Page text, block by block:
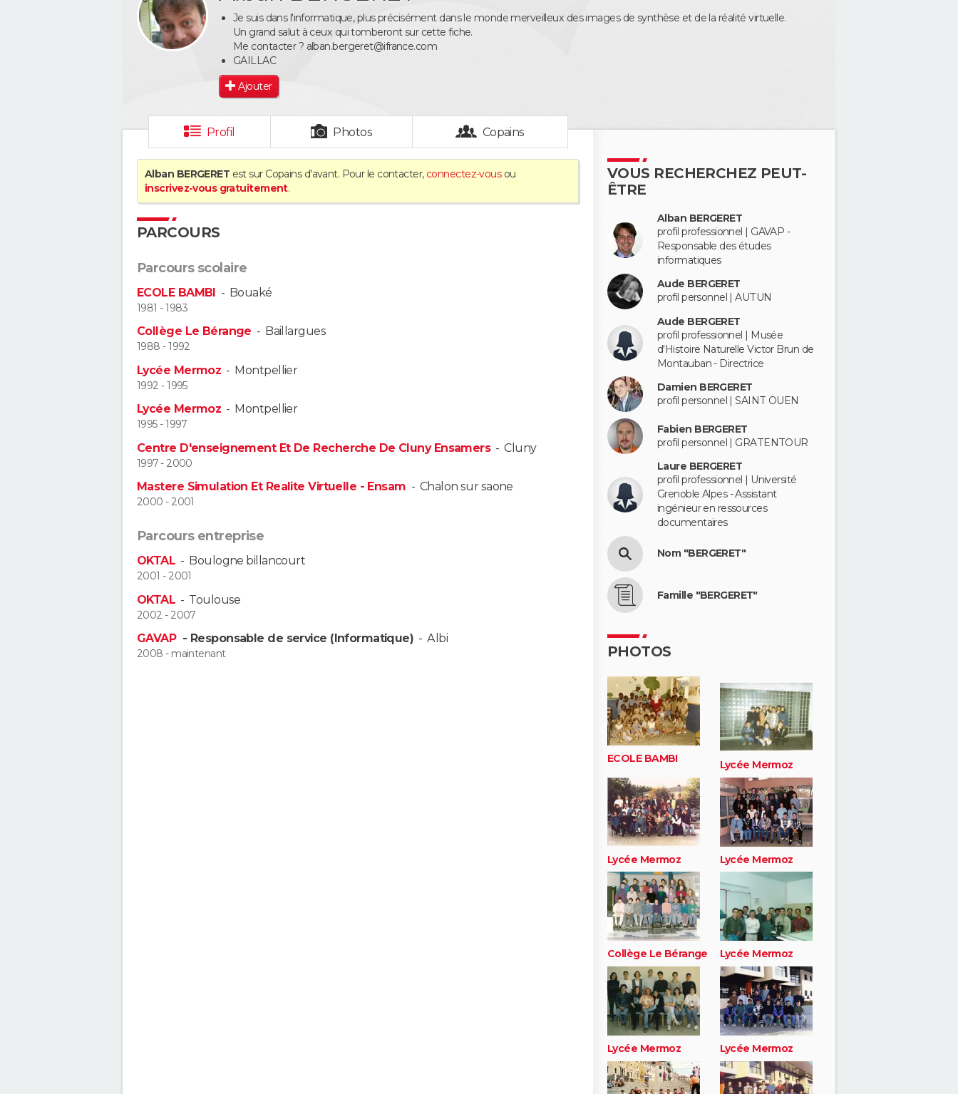
Je suis dans l'informatique, plus précisément dans le monde merveilleux des images de synthèse et de la réalité virtuelle.
Un grand salut à ceux qui tomberont sur cette fiche.
Me contacter ? alban.bergeret@ifrance.com
GAILLAC
Ajouter
Profil Photos Copains
Alban BERGERET est sur Copains d'avant. Pour le contacter, connectez-vousou
inscrivez-vous gratuitement.
PARCOURS
Parcours scolaire
ECOLE BAMBI - Bouaké
1981 - 1983
Collège Le Bérange - Baillargues
1988 - 1992
Lycée Mermoz - Montpellier
1992 - 1995
Lycée Mermoz - Montpellier
1995 - 1997
Centre D'enseignement Et De Recherche De Cluny Ensamers-Cluny
1997 - 2000
Mastere Simulation Et Realite Virtuelle - Ensam - Chalon sur saone
2000 - 2001
Parcours entreprise
OKTAL - Boulogne billancourt
2001 - 2001
OKTAL - Toulouse
2002 - 2007
GAVAP - Responsable de service (Informatique) -Albi
2008 - maintenant
VOUS RECHERCHEZ PEUT-
ÊTRE
Alban BERGERET
profil professionnel | GAVAP -
Responsable des études
informatiques
Aude BERGERET
profil personnel | AUTUN
Aude BERGERET
profil professionnel | Musée
d'Histoire Naturelle Victor Brun de
Montauban - Directrice
Damien BERGERET
profil personnel | SAINT OUEN
Fabien BERGERET
profil personnel | GRATENTOUR
Laure BERGERET
profil professionnel | Université
Grenoble Alpes - Assistant
ingénieur en ressources
documentaires
Nom "BERGERET"
Famille "BERGERET"
PHOTOS
ECOLE BAMBI Lycée Mermoz
Lycée Mermoz Lycée Mermoz
Collège Le Bérange Lycée Mermoz
Lycée Mermoz Lycée Mermoz